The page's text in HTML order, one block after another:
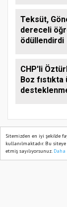
Sitemizden en iyi şekilde
kullanılmaktadır. Bu
etmiş sayılıyorsunuz.
Teksüt,
dereceli
ödüllendirdi
CHP'li
Boz
Ana Sayfa